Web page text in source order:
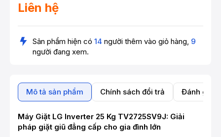
Liên hệ
Sản phẩm hiện có 14 người thêm vào giỏ hàng, 9
người đang xem.
Mô tả sản phẩm Chính sách đổi trả Đánh giá
Máy Giặt LG Inverter 25 Kg TV2725SV9J: Giải
pháp giặt giũ đẳng cấp cho gia đình lớn